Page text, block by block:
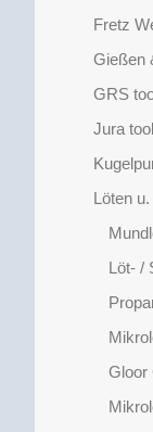
Fretz
Gießen
GRS
Jura
Löten
Löt- /
Gloor